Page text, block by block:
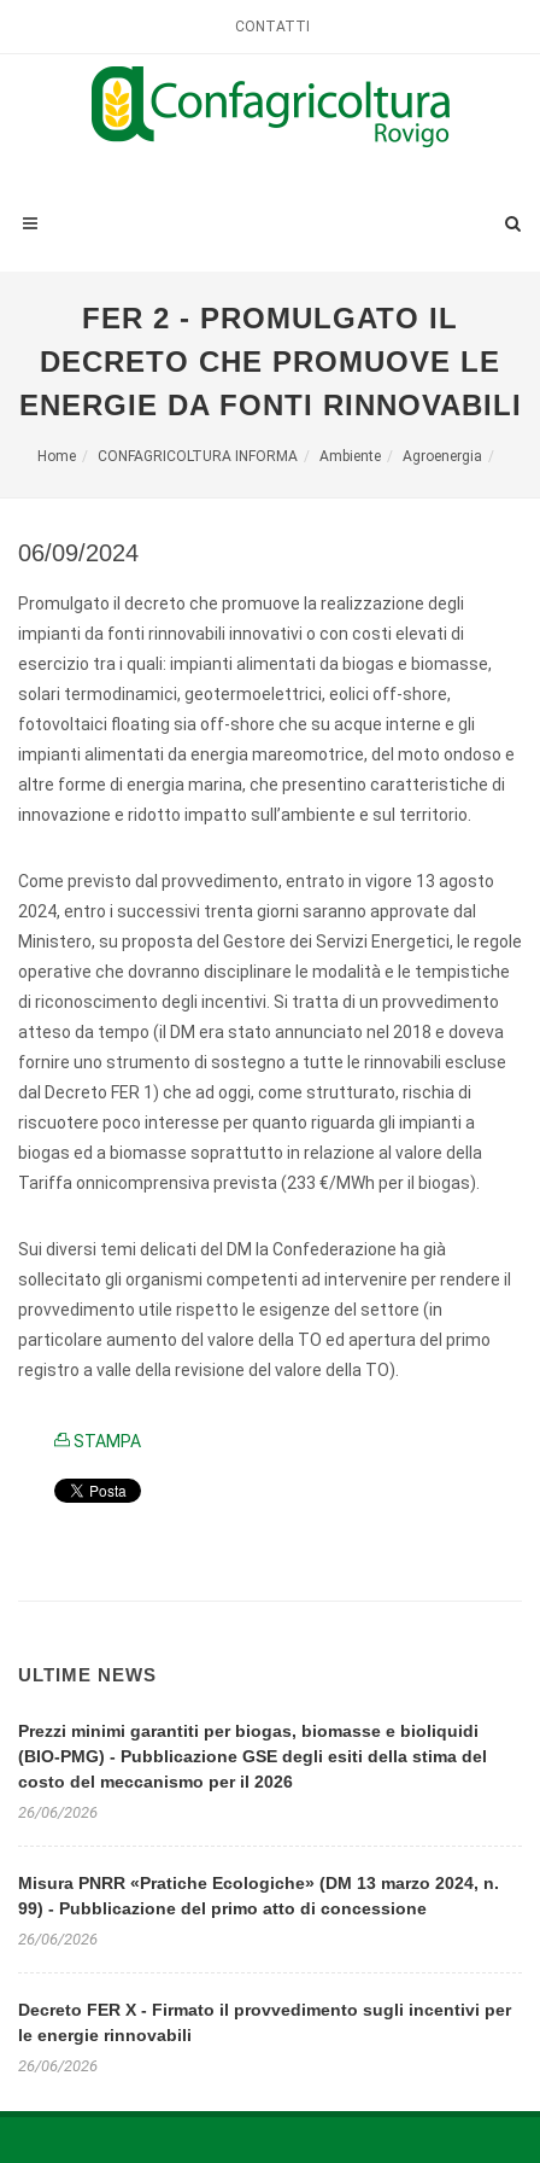
CONTATTI
FER 2 - PROMULGATO IL
DECRETO CHE PROMUOVE LE
ENERGIE DA FONTI RINNOVABILI
Home CONFAGRICOLTURA INFORMA Ambiente Agroenergia
06/09/2024
Promulgato il decreto che promuove la realizzazione degli
impianti da fonti rinnovabili innovativi o con costi elevati di
esercizio tra i quali: impianti alimentati da biogas e biomasse,
solari termodinamici, geotermoelettrici, eolici off-shore,
fotovoltaici floating sia off-shore che su acque interne e gli
impianti alimentati da energia mareomotrice, del moto ondoso e
altre forme di energia marina, che presentino caratteristiche di
innovazione e ridotto impatto sull’ambiente e sul territorio.
Come previsto dal provvedimento, entrato in vigore 13 agosto
2024, entro i successivi trenta giorni saranno approvate dal
Ministero, su proposta del Gestore dei Servizi Energetici, le regole
operative che dovranno disciplinare le modalità e le tempistiche
di riconoscimento degli incentivi. Si tratta di un provvedimento
atteso da tempo (il DM era stato annunciato nel 2018 e doveva
fornire uno strumento di sostegno a tutte le rinnovabili escluse
dal Decreto FER 1) che ad oggi, come strutturato, rischia di
riscuotere poco interesse per quanto riguarda gli impianti a
biogas ed a biomasse soprattutto in relazione al valore della
Tariffa onnicomprensiva prevista (233 €/MWh per il biogas).
Sui diversi temi delicati del DM la Confederazione ha già
sollecitato gli organismi competenti ad intervenire per rendere il
provvedimento utile rispetto le esigenze del settore (in
particolare aumento del valore della TO ed apertura del primo
registro a valle della revisione del valore della TO).
STAMPA
ULTIME NEWS
Prezzi minimi garantiti per biogas, biomasse e bioliquidi
(BIO-PMG) - Pubblicazione GSE degli esiti della stima del
costo del meccanismo per il 2026
26/06/2026
Misura PNRR «Pratiche Ecologiche» (DM 13 marzo 2024, n.
99) - Pubblicazione del primo atto di concessione
26/06/2026
Decreto FER X - Firmato il provvedimento sugli incentivi per
le energie rinnovabili
26/06/2026